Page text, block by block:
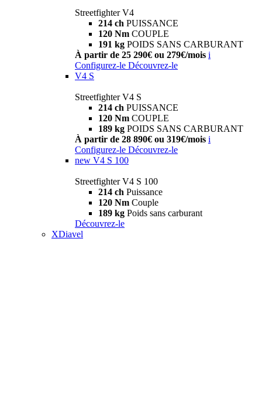
Streetfighter V4
214 ch PUISSANCE
120 Nm COUPLE
191 kg POIDS SANS CARBURANT
À partir de 25 290€ ou 279€/mois i
Configurez-le Découvrez-le
V4 S
Streetfighter V4 S
214 ch PUISSANCE
120 Nm COUPLE
189 kg POIDS SANS CARBURANT
À partir de 28 890€ ou 319€/mois i
Configurez-le Découvrez-le
new V4 S 100
Streetfighter V4 S 100
214 ch Puissance
120 Nm Couple
189 kg Poids sans carburant
Découvrez-le
XDiavel